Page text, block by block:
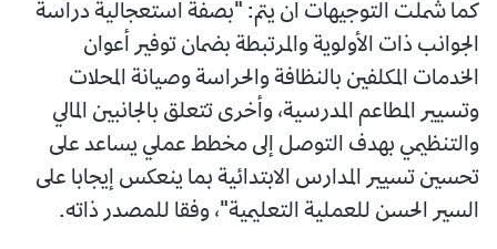
كما شملت التوجيهات أن يتم: "بصفة استعجالية دراسة
الجوانب ذات الأولوية والمرتبطة بضمان توفير أعوان
الخدمات المكلفين بالنظافة والحراسة وصيانة المحلات
وتسيير المطاعم المدرسية، وأخرى تتعلق بالجانبين المالي
والتنظيمي بهدف التوصل إلى مخطط عملي يساعد على
تحسين تسيير المدارس الابتدائية بما ينعكس إيجابا على
السير الحسن للعملية التعليمية"، وفقا للمصدر ذاته.